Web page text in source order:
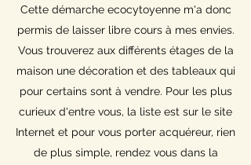
Cette démarche ecocytoyenne m'a donc
permis de laisser libre cours à mes envies.
Vous trouverez aux différents étages de la
maison une décoration et des tableaux qui
pour certains sont à vendre. Pour les plus
curieux d'entre vous, la liste est sur le site
Internet et pour vous porter acquéreur, rien
de plus simple, rendez vous dans la